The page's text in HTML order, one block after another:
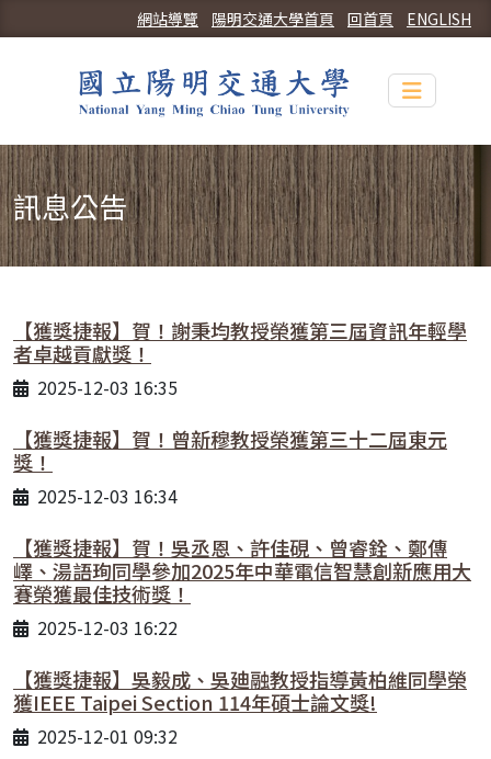
ENGLISH
回首頁
陽明交通大學首頁
網站導覽
Toggle
訊息公告
【獲獎捷報】賀！謝秉均教授榮獲第三屆資訊年輕學
者卓越貢獻獎！
2025-12-03 16:35
【獲獎捷報】賀！曾新穆教授榮獲第三十二屆東元
獎！
2025-12-03 16:34
【獲獎捷報】賀！吳丞恩、許佳硯、曾睿銓、鄭傳
嶧、湯語珣同學參加2025年中華電信智慧創新應用大
賽榮獲最佳技術獎！
2025-12-03 16:22
【獲獎捷報】吳毅成、吳廸融教授指導黃柏維同學榮
獲IEEE Taipei Section 114年碩士論文獎!
2025-12-01 09:32